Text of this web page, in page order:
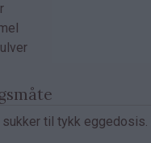
til tykk